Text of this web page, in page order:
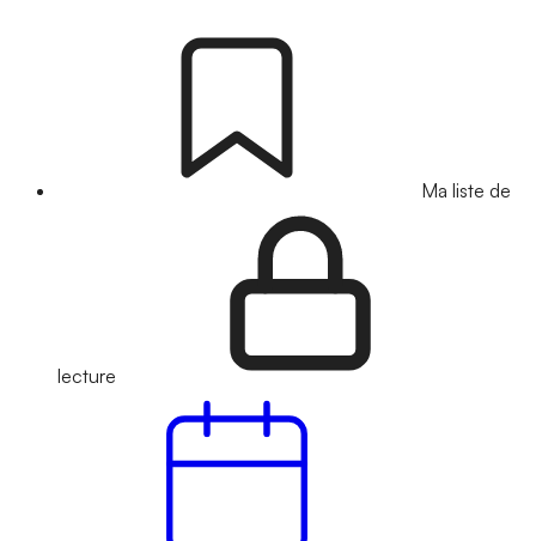
Ma liste de
lecture